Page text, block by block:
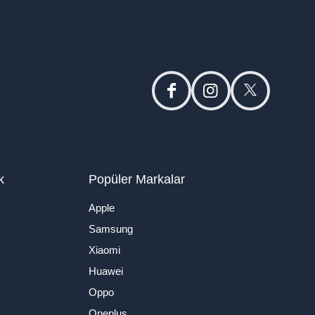
facebookinstagramtwitter
Popüler Markalar
Apple
Samsung
Xiaomi
Huawei
Oppo